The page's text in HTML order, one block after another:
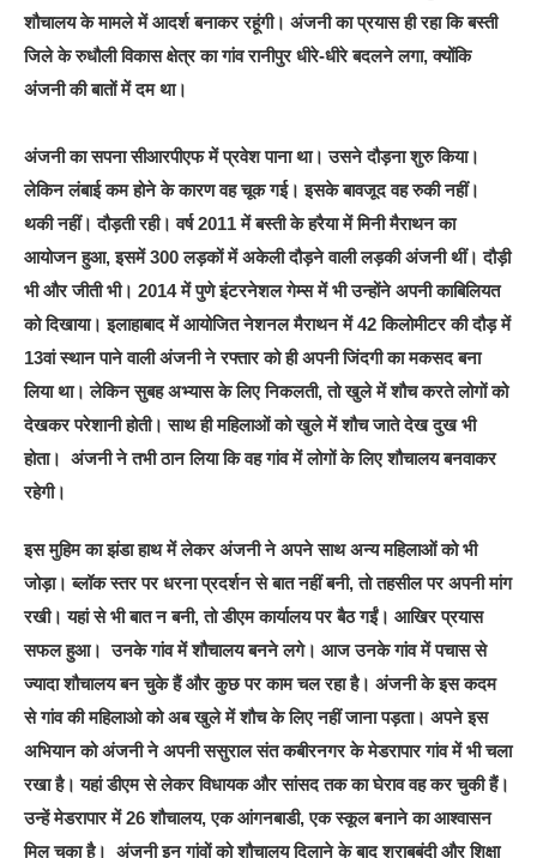
शौचालय के मामले में आदर्श बनाकर रहूंगी। अंजनी का प्रयास ही रहा कि बस्ती
जिले के रुधौली विकास क्षेत्र का गांव रानीपुर धीरे-धीरे बदलने लगा, क्योंकि
अंजनी की बातों में दम था।
अंजनी का सपना सीआरपीएफ में प्रवेश पाना था। उसने दौड़ना शुरु किया।
लेकिन लंबाई कम होने के कारण वह चूक गई। इसके बावजूद वह रुकी नहीं।
थकी नहीं। दौड़ती रही। वर्ष 2011 में बस्ती के हरैया में मिनी मैराथन का
आयोजन हुआ, इसमें 300 लड़कों में अकेली दौड़ने वाली लड़की अंजनी थीं। दौड़ी
भी और जीती भी। 2014 में पुणे इंटरनेशल गेम्स में भी उन्होंने अपनी काबिलियत
को दिखाया। इलाहाबाद में आयोजित नेशनल मैराथन में 42 किलोमीटर की दौड़ में
13वां स्थान पाने वाली अंजनी ने रफ्तार को ही अपनी जिंदगी का मकसद बना
लिया था। लेकिन सुबह अभ्यास के लिए निकलती, तो खुले में शौच करते लोगों को
देखकर परेशानी होती। साथ ही महिलाओं को खुले में शौच जाते देख दुख भी
होता। अंजनी ने तभी ठान लिया कि वह गांव में लोगों के लिए शौचालय बनवाकर
रहेगी।
इस मुहिम का झंडा हाथ में लेकर अंजनी ने अपने साथ अन्य महिलाओं को भी
जोड़ा। ब्लॉक स्तर पर धरना प्रदर्शन से बात नहीं बनी, तो तहसील पर अपनी मांग
रखी। यहां से भी बात न बनी, तो डीएम कार्यालय पर बैठ गईं। आखिर प्रयास
सफल हुआ। उनके गांव में शौचालय बनने लगे। आज उनके गांव में पचास से
ज्यादा शौचालय बन चुके हैं और कुछ पर काम चल रहा है। अंजनी के इस कदम
से गांव की महिलाओ को अब खुले में शौच के लिए नहीं जाना पड़ता। अपने इस
अभियान को अंजनी ने अपनी ससुराल संत कबीरनगर के मेडरापार गांव में भी चला
रखा है। यहां डीएम से लेकर विधायक और सांसद तक का घेराव वह कर चुकी हैं।
उन्हें मेडरापार में 26 शौचालय, एक आंगनबाडी, एक स्कूल बनाने का आश्वासन
मिल चुका है। अंजनी इन गांवों को शौचालय दिलाने के बाद शराबबंदी और शिक्षा